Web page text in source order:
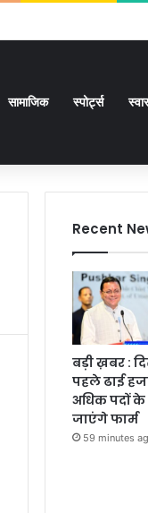
सामाजिक स्पोर्ट्स
Recent
बड़ी ख़बर :
पहले ढाई
अधिक पदों
जाएंगे फार्म
59 minutes